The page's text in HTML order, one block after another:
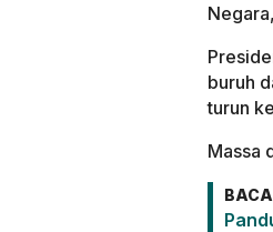
buruh
turun
Massa